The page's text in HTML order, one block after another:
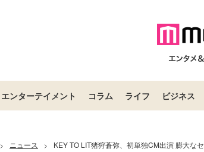
エンターテイメント コラム ライフ ビジネス
> ニュース >
KEY TO LIT猪狩蒼弥、初単独CM出演 膨大な